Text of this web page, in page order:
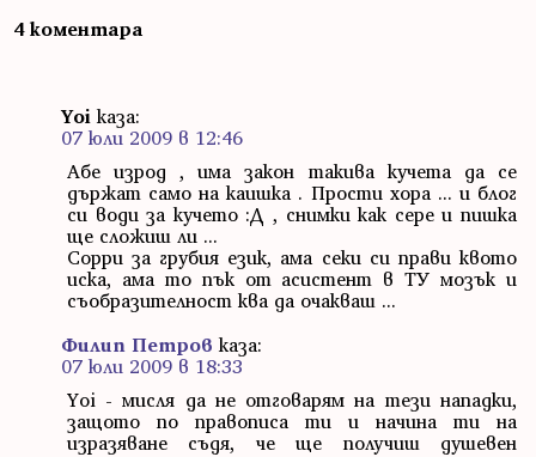
4 коментара
Yoi каза:
07 юли 2009 в 12:46
Абе изрод , има закон такива кучета да се
държат само на каишка . Прости хора ... и блог
си води за кучето :Д , снимки как сере и пишка
ще сложиш ли ...
Сорри за грубия език, ама секи си прави квото
иска, ама то пък от асистент в ТУ мозък и
съобразителност ква да очакваш ...
Филип Петров каза:
07 юли 2009 в 18:33
Yoi - мисля да не отговарям на тези нападки,
защото по правописа ти и начина ти на
изразяване съдя, че ще получиш душевен